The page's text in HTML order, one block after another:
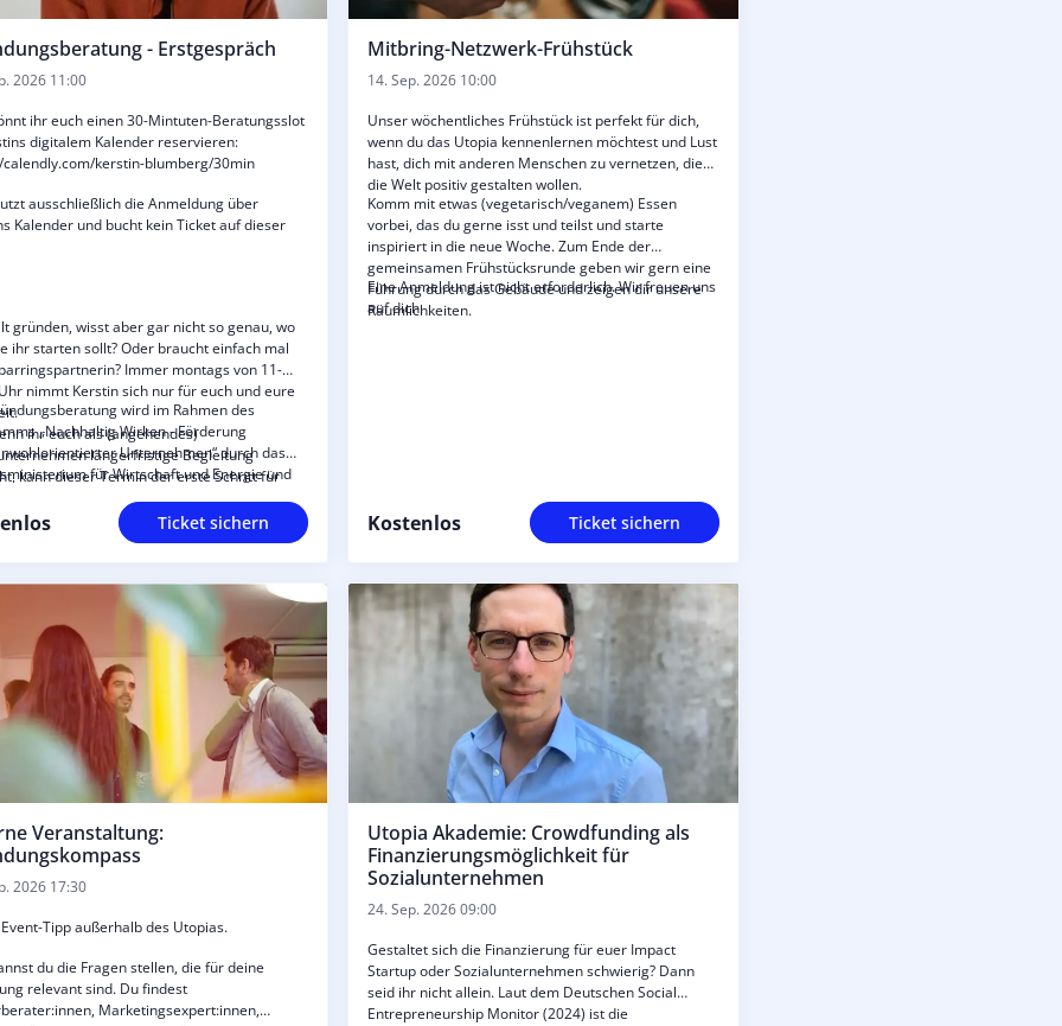
- Erstgespräch
2026 11:00
ihr euch einen 30-Mintuten-Beratungsslot
digitalem Kalender reservieren:
kerstin-blumberg/30min
ausschließlich die Anmeldung über
Kalender und bucht kein Ticket auf dieser
gründen, wisst aber gar nicht so genau, wo
ihr starten sollt? Oder braucht einfach mal
Immer montags von 11-
nimmt Kerstin sich nur für euch und eure
ihr euch als (angehendes)
längerfristige Begleitung
kann dieser Termin der erste Schritt für
unser Mentoring-Programm sein.
wird im Rahmen des
„Nachhaltig Wirken - Förderung
Unternehmen“ durch das
für Wirtschaft und Energie und
Plus (ESF Plus) gefördert.Ticket sichern
Mitbring-Netzwerk-Frühstück
14. Sep. 2026 10:00
Unser wöchentliches Frühstück ist perfekt für dich,
wenn du das Utopia kennenlernen möchtest und Lust
hast, dich mit anderen Menschen zu vernetzen, die
die Welt positiv gestalten wollen.
Komm mit etwas (vegetarisch/veganem) Essen
vorbei, das du gerne isst und teilst und starte
inspiriert in die neue Woche. Zum Ende der
gemeinsamen Frühstücksrunde geben wir gern eine
Führung durch das Gebäude und zeigen dir unsere
Räumlichkeiten.
Eine Anmeldung ist nicht erforderlich. Wir freuen uns
auf dich.
Kostenlos Ticket sichern
Veranstaltung:
2026 17:30
Tipp außerhalb des Utopias.
du die Fragen stellen, die für deine
relevant sind. Du findest
Marketingsexpert:innen,
Utopia Akademie: Crowdfunding als
Finanzierungsmöglichkeit für
Sozialunternehmen
24. Sep. 2026 09:00
Gestaltet sich die Finanzierung für euer Impact
Startup oder Sozialunternehmen schwierig? Dann
seid ihr nicht allein. Laut dem Deutschen Social
Entrepreneurship Monitor (2024) ist die